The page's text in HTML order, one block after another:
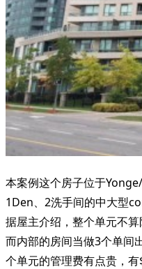
本案例这个房子位于
1Den、2洗手间的中大型
据屋主介绍，整个单元不
而内部的房间当做3个单间
个单元的管理费有点贵，